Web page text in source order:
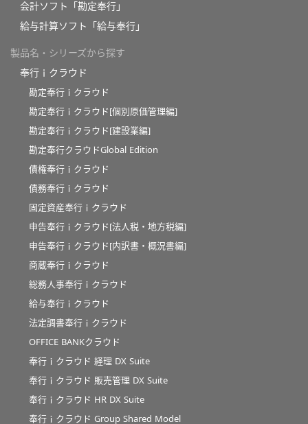
会計ソフト「勘定奉行」
給与計算ソフト「給与奉行」
製品名・シリーズから探す
奉行ｉクラウド
勘定奉行ｉクラウド
勘定奉行ｉクラウド[個別原価管理編]
勘定奉行ｉクラウド[建設業編]
勘定奉行クラウドGlobal Edition
債権奉行ｉクラウド
債務奉行ｉクラウド
固定資産奉行ｉクラウド
申告奉行ｉクラウド[法人税・地方税編]
申告奉行ｉクラウド[内訳書・概況書編]
商蔵奉行ｉクラウド
総務人事奉行ｉクラウド
給与奉行ｉクラウド
法定調書奉行ｉクラウド
OFFICE BANKクラウド
奉行ｉクラウド 経理 DX Suite
奉行ｉクラウド 販売管理 DX Suite
奉行ｉクラウド HR DX Suite
奉行ｉクラウド Group Shared Model